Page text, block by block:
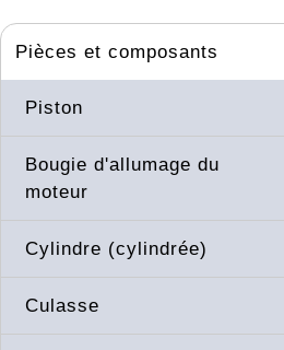
Pièces et composants
Piston
Bougie d'allumage du
moteur
Cylindre (cylindrée)
Culasse